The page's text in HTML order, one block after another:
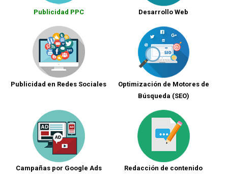
Publicidad PPC Desarrollo Web
Publicidad en Redes Sociales
Optimización de Motores de
Búsqueda (SEO)
Campañas por Google Ads Redacción de contenido